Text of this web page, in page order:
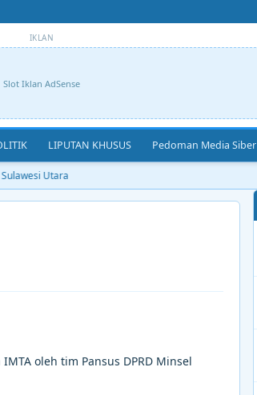
IKLAN
Slot Iklan AdSense
LIPUTAN KHUSUS Pedoman Media Siber
Utara
oleh tim Pansus DPRD Minsel